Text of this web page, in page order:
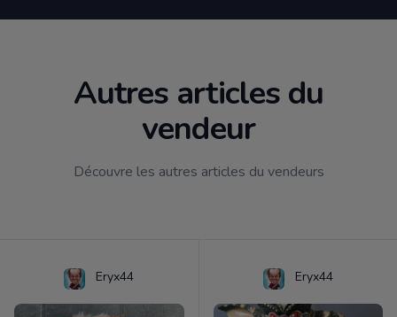
Autres articles du
vendeur
Découvre les autres articles du vendeurs
Eryx44 Eryx44